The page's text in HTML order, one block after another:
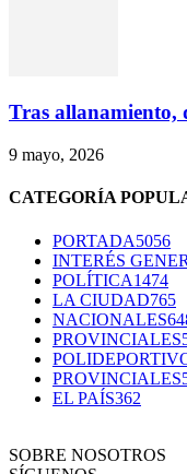
Tras allanamiento,
9 mayo, 2026
CATEGORÍA
PORTADA5056
INTERÉS
POLÍTICA1474
LA CIUDAD765
NACIONALES
PROVINCIALES
PROVINCIALES
EL PAÍS362
SOBRE NOSOTROS